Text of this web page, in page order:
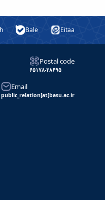
Bale Eitaa
Postal code
۶۵۱۷۸-۳۸۶۹۵
Email
public_relation[at]basu.ac.ir